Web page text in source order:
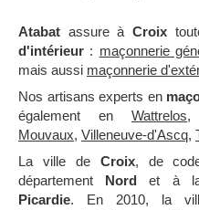
Atabat assure àCroix
d'intérieur : maçonnerie
mais aussi maçonnerie
Nos artisans experts en
également en Wattrelos
Mouvaux, Villeneuve-d'Ascq,
La ville de Croix, de
département Nord et à
Picardie. En 2010, la